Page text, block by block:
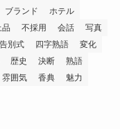
ブランド
ホテル
品 不採用 会話
写真
告別式 四字熟語
変化
歴史 決断
熟語
雰囲気 香典 魅力